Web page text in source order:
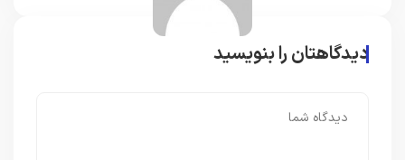
دیدگاهتان را بنویسید